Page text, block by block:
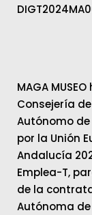
MAGA
Consejería
Autónomo
por la Unión
Andalucía
Emplea-T,
de la
Autónoma